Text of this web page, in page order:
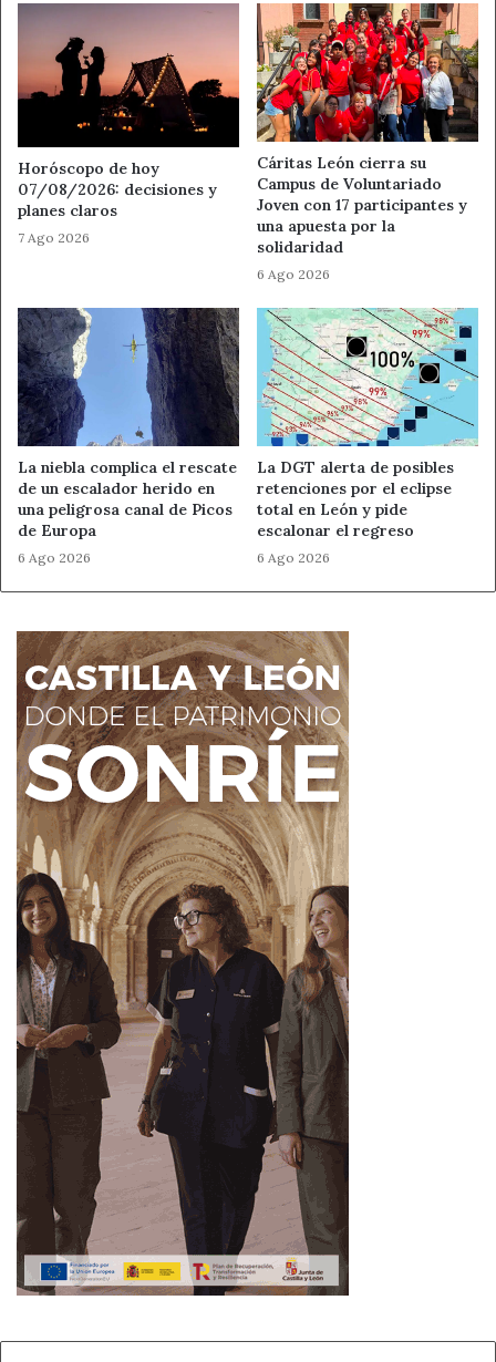
Horóscopo de hoy
07/08/2026: decisiones y
planes claros
7 Ago 2026
Cáritas León cierra su
Campus de Voluntariado
Joven con 17 participantes y
una apuesta por la
solidaridad
6 Ago 2026
La niebla complica el rescate
de un escalador herido en
una peligrosa canal de Picos
de Europa
6 Ago 2026
La DGT alerta de posibles
retenciones por el eclipse
total en León y pide
escalonar el regreso
6 Ago 2026